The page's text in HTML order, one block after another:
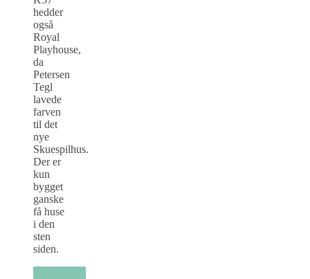
hedder
også
Royal
Playhouse,
da
Petersen
Tegl
lavede
farven
til det
nye
Skuespilhus.
Der er
kun
bygget
ganske
få huse
i den
sten
siden.